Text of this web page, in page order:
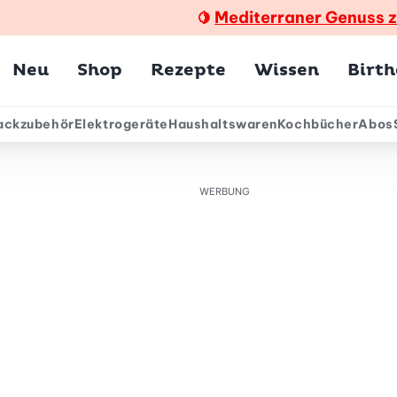
🍋 Mediterraner Genuss
Neu Shop Rezepte Wissen
ElektrogeräteHaushaltswarenKochbücherAbos
WERBUNG